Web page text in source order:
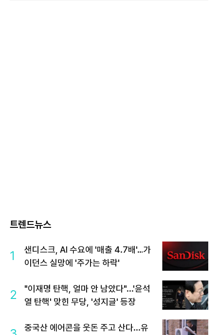
트렌드뉴스
1
샌디스크, AI 수요에 '매출 4.7배'…가
이던스 실망에 '주가는 하락'
2
"이재명 탄핵, 얼마 안 남았다"...'윤석
열 탄핵' 맞힌 무당, '성지글' 등장
중국산 에어콘을 웃돈 주고 산다...유